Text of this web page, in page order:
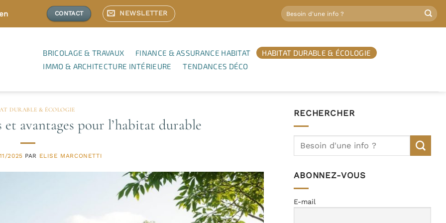
CONTACT NEWSLETTER
BRICOLAGE & TRAVAUX FINANCE & ASSURANCE HABITAT
HABITAT DURABLE & ÉCOLOGIE
IMMO & ARCHITECTURE INTÉRIEURE
TENDANCES DÉCO
DURABLE & ÉCOLOGIE
avantages pour l’habitat durable
2025 PAR ELISE MARCONETTI
RECHERCHER
ABONNEZ-VOUS
E-mail